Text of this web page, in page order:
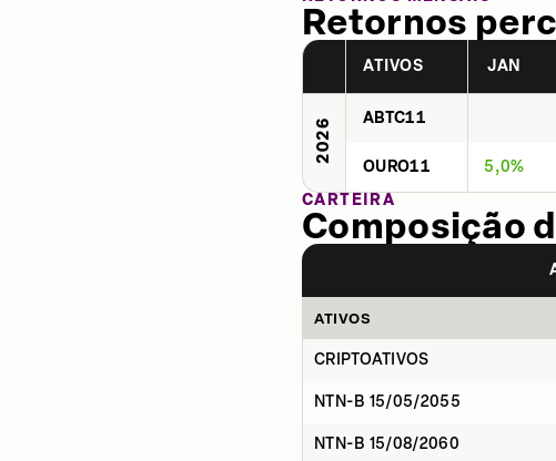
Retornos
ATIVOS JAN
2026 ABTC11
OURO11 5,0%
CARTEIRA
Composição
ATIVOS
CRIPTOATIVOS
NTN-B 15/05/2055
NTN-B 15/08/2060